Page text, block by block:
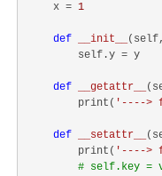
    x =
1
def __init__ (
        self.y = y
def __getattr__ (
        print(
'---->
def __setattr__ (
        print(
'---->
# self.key =